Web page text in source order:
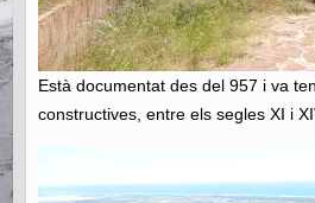
Està documentat des del 957 i va
constructives, entre els segles XI i